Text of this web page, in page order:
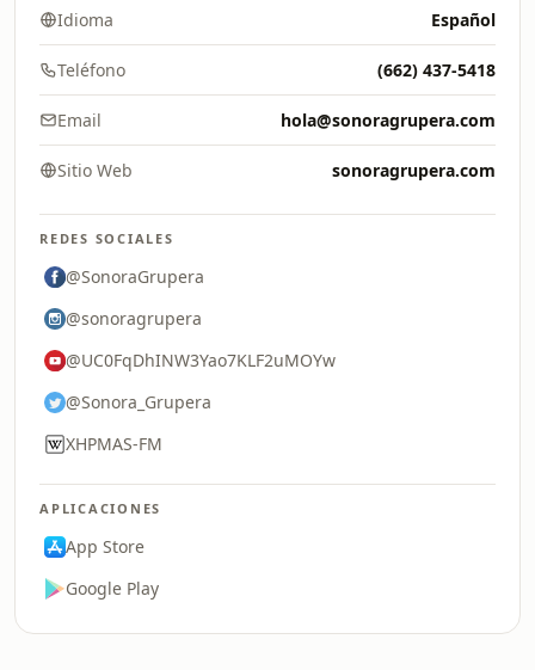
Idioma Español
Teléfono (662) 437-5418
Email hola@sonoragrupera.com
Sitio Web sonoragrupera.com
REDES SOCIALES
@SonoraGrupera
@sonoragrupera
@UC0FqDhINW3Yao7KLF2uMOYw
@Sonora_Grupera
XHPMAS-FM
APLICACIONES
App Store
Google Play